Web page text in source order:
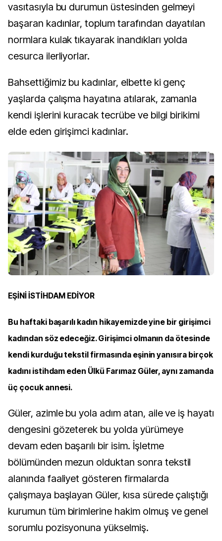
vasıtasıyla bu durumun üstesinden gelmeyi
başaran kadınlar, toplum tarafından dayatılan
normlara kulak tıkayarak inandıkları yolda
cesurca ilerliyorlar.
Bahsettiğimiz bu kadınlar, elbette ki genç
yaşlarda çalışma hayatına atılarak, zamanla
kendi işlerini kuracak tecrübe ve bilgi birikimi
elde eden girişimci kadınlar.
EŞİNİ İSTİHDAM EDİYOR
Bu haftaki başarılı kadın hikayemizde yine bir girişimci
kadından söz edeceğiz. Girişimci olmanın da ötesinde
kendi kurduğu tekstil firmasında eşinin yanısıra birçok
kadını istihdam eden Ülkü Farımaz Güler, aynı zamanda
üç çocuk annesi.
Güler, azimle bu yola adım atan, aile ve iş hayatı
dengesini gözeterek bu yolda yürümeye
devam eden başarılı bir isim. İşletme
bölümünden mezun olduktan sonra tekstil
alanında faaliyet gösteren firmalarda
çalışmaya başlayan Güler, kısa sürede çalıştığı
kurumun tüm birimlerine hakim olmuş ve genel
sorumlu pozisyonuna yükselmiş.